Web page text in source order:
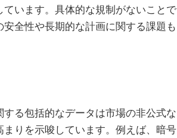
います。具体的な規制がないことで
全性や長期的な計画に関する課題も
る包括的なデータは市場の非公式な
りを示唆しています。例えば、暗号